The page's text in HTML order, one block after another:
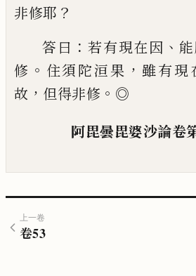
非修耶 ？
答曰 ：若有現在因 、
修 。 住須陀洹果 ，雖有現
故 ， 但得非修 。 ◎
阿毘曇毘婆沙論卷
上一卷
卷53